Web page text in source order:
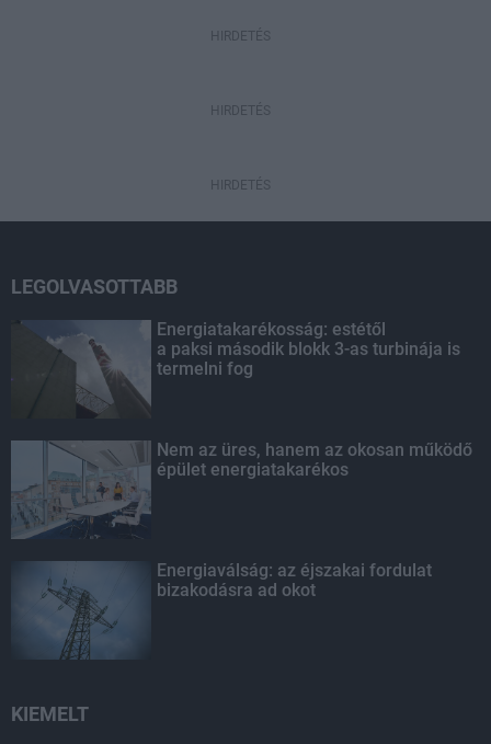
HIRDETÉS
HIRDETÉS
HIRDETÉS
LEGOLVASOTTABB
Energiatakarékosság: estétől
a paksi második blokk 3-as turbinája is
termelni fog
Nem az üres, hanem az okosan működő
épület energiatakarékos
Energiaválság: az éjszakai fordulat
bizakodásra ad okot
KIEMELT